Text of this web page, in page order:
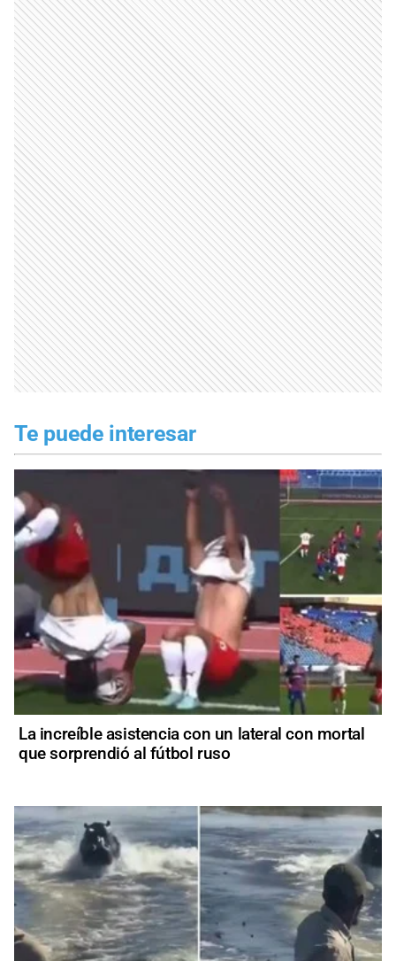
Te puede interesar
La increíble asistencia con un lateral con mortal
que sorprendió al fútbol ruso